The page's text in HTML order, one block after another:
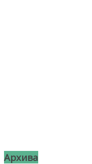
Архива